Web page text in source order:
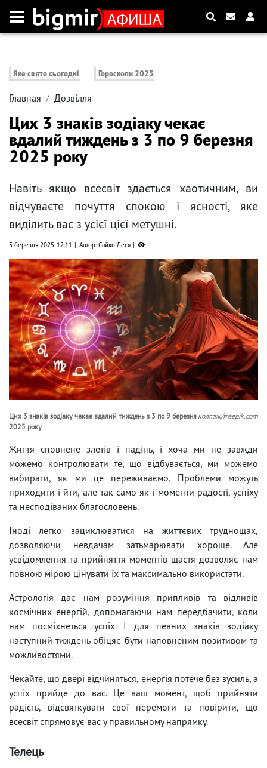
Яке свято сьогодні Гороскопи 2025
Главная Дозвілля
Цих 3 знаків зодіаку чекає
вдалий тиждень з 3 по 9 березня
2025 року
Навіть якщо всесвіт здається хаотичним, ви
відчуваєте почуття спокою і ясності, яке
виділить вас з усієї цієї метушні.
3 березня 2025, 12:11 Автор: Сайко Леся
Цих 3 знаків зодіаку чекає вдалий тиждень з 3 по 9 березня
2025 року
коллаж/freepik.com
Життя сповнене злетів і падінь, і хоча ми не завжди
можемо контролювати те, що відбувається, ми можемо
вибирати, як ми це переживаємо. Проблеми можуть
приходити і йти, але так само як і моменти радості, успіху
та несподіваних благословень.
Іноді легко зациклюватися на життєвих труднощах,
дозволяючи невдачам затьмарювати хороше. Але
усвідомлення та прийняття моментів щастя дозволяє нам
повною мірою цінувати їх та максимально використати.
Астрологія дає нам розуміння припливів та відливів
космічних енергій, допомагаючи нам передбачити, коли
нам посміхнеться успіх. І для певних знаків зодіаку
наступний тиждень обіцяє бути наповненим позитивом та
можливостями.
Чекайте, що двері відчиняться, енергія потече без зусиль, а
успіх прийде до вас. Це ваш момент, щоб прийняти
радість, відсвяткувати свої перемоги та повірити, що
всесвіт спрямовує вас у правильному напрямку.
Телець